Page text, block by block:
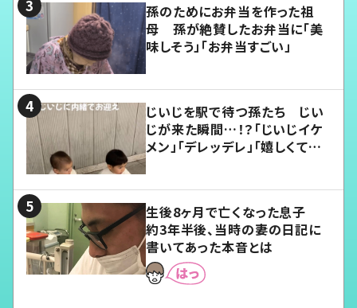
孫のためにお弁当を作った祖
母 孫が絶賛したお弁当に「美
味しそう」「お弁当すごい」
じいじを駅で待つ孫たち じい
じが来た瞬間…！？「じいじイケ
メン」「デレッデレ」「嬉しくて可
生後8ヶ月で亡くなった息子
約3年半後、当時の妻の日記に
書いてあった本音とは